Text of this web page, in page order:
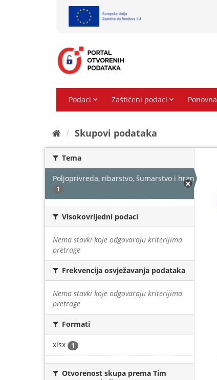
Skupovi podаtаkа
Tema
Poljoprivreda, ribarstvo, šumarstvo i hrana
1
Visokovrijedni podaci
Nema stavki koje odgovaraju kriterijima
pretrage
Frekvencija osvježavanja podataka
Nema stavki koje odgovaraju kriterijima
pretrage
Formati
xlsx 1
Otvorenost skupa prema Tim